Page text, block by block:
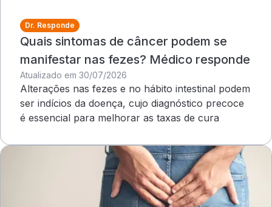
Dr. Responde
Quais sintomas de câncer podem se
manifestar nas fezes? Médico responde
Atualizado em 30/07/2026
Alterações nas fezes e no hábito intestinal podem
ser indícios da doença, cujo diagnóstico precoce
é essencial para melhorar as taxas de cura